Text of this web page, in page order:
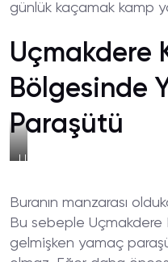
günlük kaçamak kamp
Uçmakdere
Bölgesinde
Paraşütü
Uçmakdere
Yamaş
Paraşütü
Buranın manzarası
Bu sebeple
gelmişken yamaç